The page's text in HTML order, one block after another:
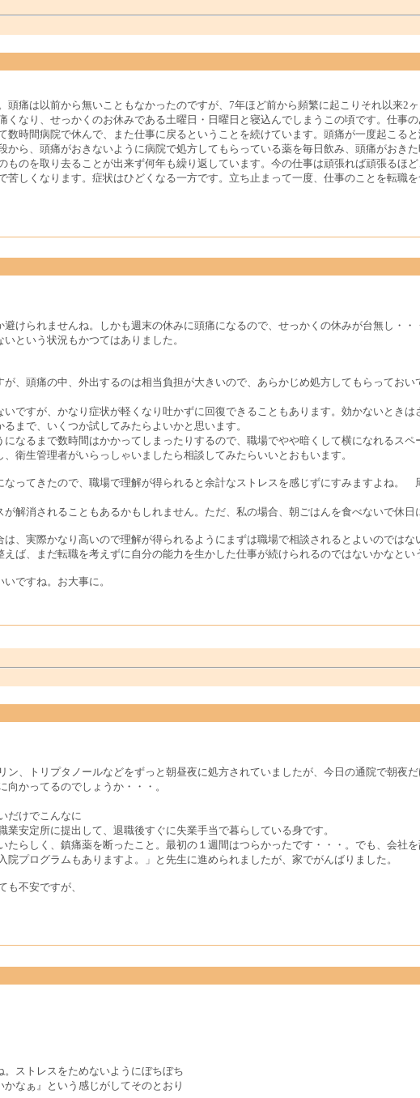
痛は以前から無いこともなかったのですが、7年ほど前から頻繁に起こりそれ以来2
なり、せっかくのお休みである土曜日・日曜日と寝込んでしまうこの頃です。仕事
時間病院で休んで、また仕事に戻るということを続けています。頭痛が一度起こる
ら、頭痛がおきないように病院で処方してもらっている薬を毎日飲み、頭痛がおき
のを取り去ることが出来ず何年も繰り返しています。今の仕事は頑張れば頑張るほ
しくなります。症状はひどくなる一方です。立ち止まって一度、仕事のことを転職
けられませんね。しかも週末の休みに頭痛になるので、せっかくの休みが台無し・・
という状況もかつてはありました。
、頭痛の中、外出するのは相当負担が大きいので、あらかじめ処方してもらってお
ですが、かなり症状が軽くなり吐かずに回復できることもあります。効かないときは
まで、いくつか試してみたらよいかと思います。
なるまで数時間はかかってしまったりするので、職場でやや暗くして横になれるス
衛生管理者がいらっしゃいましたら相談してみたらいいとおもいます。
ってきたので、職場で理解が得られると余計なストレスを感じずにすみますよね。
解消されることもあるかもしれません。ただ、私の場合、朝ごはんを食べないで休日
、実際かなり高いので理解が得られるようにまずは職場で相談されるとよいのでは
ば、まだ転職を考えずに自分の能力を生かした仕事が続けられるのではないかなとい
ですね。お大事に。
、トリプタノールなどをずっと朝昼夜に処方されていましたが、今日の通院で朝夜だ
かってるのでしょうか・・・。
だけでこんなに
安定所に提出して、退職後すぐに失業手当で暮らしている身です。
らしく、鎮痛薬を断ったこと。最初の１週間はつらかったです・・・。でも、会社
プログラムもありますよ。」と先生に進められましたが、家でがんばりました。
不安ですが、
ストレスをためないようにぼちぼち
なぁ』という感じがしてそのとおり